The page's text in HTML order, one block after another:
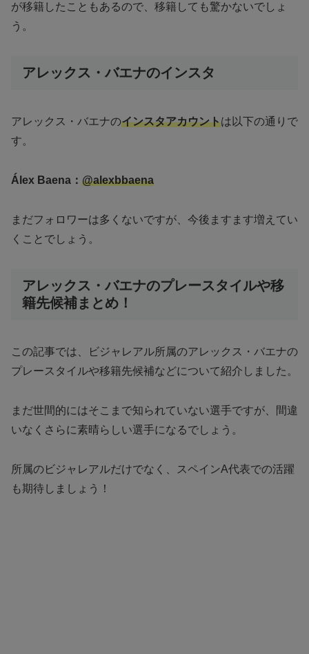
が移籍したこともあるので、移籍しても驚かないでしょ
う。
アレックス・バエナのインスタ
アレックス・バエナのインスタアカウントは以下の通りで
す。
Álex Baena： @alexbbaena
まだフォロワーは多くないですが、今後ますます増えてい
くことでしょう。
アレックス・バエナのプレースタイルや移
籍先候補まとめ！
この記事では、ビジャレアル所属のアレックス・バエナの
プレースタイルや移籍先候補などについて紹介しました。
まだ世間的にはそこまで知られていない選手ですが、間違
いなくさらに素晴らしい選手になるでしょう。
所属のビジャレアルだけでなく、スペインA代表での活躍
も期待しましょう！